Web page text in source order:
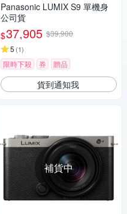
Panasonic LUMIX S9 單機身
公司貨
$37,905 $39,900
5 (1)
限時下殺 券 贈品
貨到通知我
補貨中